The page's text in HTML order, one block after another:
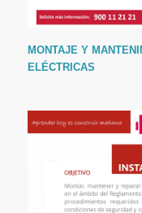
MONTAJE Y
ELÉCTRICAS